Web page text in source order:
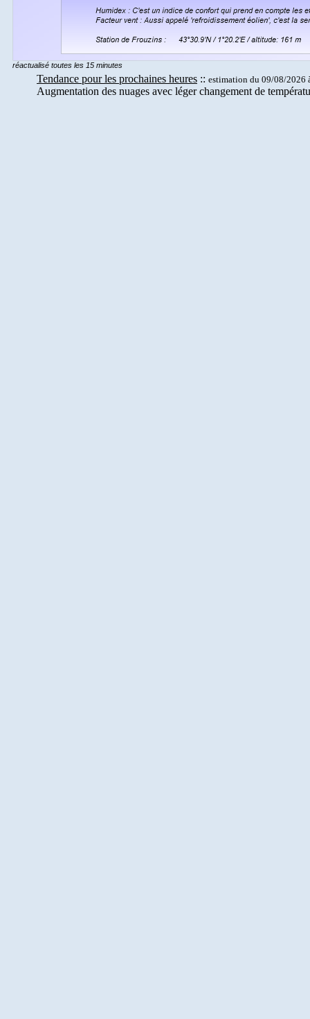
réactualisé toutes les 15 minutes